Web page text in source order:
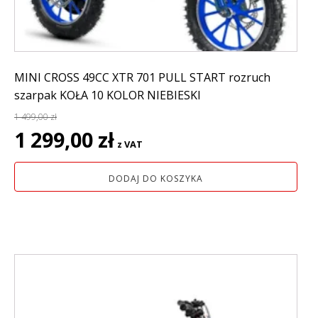
MINI CROSS 49CC XTR 701 PULL START rozruch
szarpak KOŁA 10 KOLOR NIEBIESKI
1 499,00zł
Pierwotna
cena
wynosiła:
1 299,00 zł cena
wynosi:
1
z VAT
DODAJ DO KOSZYKA